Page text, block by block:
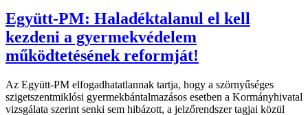
Együtt-PM: Haladéktalanul el kell
kezdeni a gyermekvédelem
működtetésének reformját!
Az Együtt-PM elfogadhatatlannak tartja, hogy a szörnyűséges
szigetszentmiklósi gyermekbántalmazásos esetben a Kormányhivatal
vizsgálata szerint senki sem hibázott, a jelzőrendszer tagjai közül